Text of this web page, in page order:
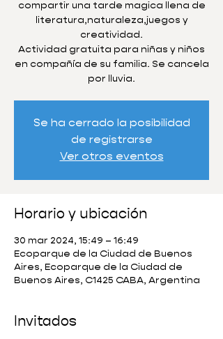
compartir una tarde magica llena de
literatura,naturaleza,juegos y
creatividad.
Actividad gratuita para niñas y niños
en compañía de su familia. Se cancela
por lluvia.
Se ha cerrado la posibilidad
de registrarse
Ver otros eventos
Horario y ubicación
30 mar 2024, 15:49 – 16:49
Ecoparque de la Ciudad de Buenos
Aires, Ecoparque de la Ciudad de
Buenos Aires, C1425 CABA, Argentina
Invitados